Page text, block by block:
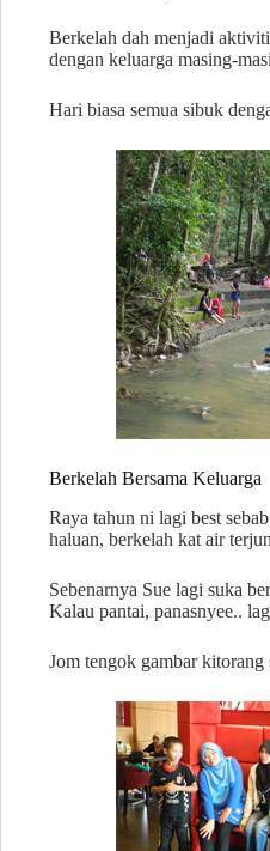
Berkelah dah menjadi
dengan keluarga masing-
Hari biasa semua sibuk
Berkelah Bersama Keluarga
Raya tahun ni lagi best
haluan, berkelah kat air
Sebenarnya Sue lagi suka
Kalau pantai, panasnyee..
Jom tengok gambar kitorang